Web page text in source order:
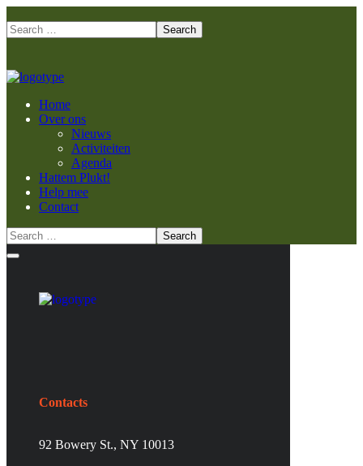
Home
Over ons
Nieuws
Activiteiten
Agenda
Hattem Plukt!
Help mee
Contact
Contacts
92 Bowery St., NY 10013